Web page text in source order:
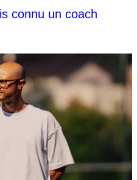
connu un coach